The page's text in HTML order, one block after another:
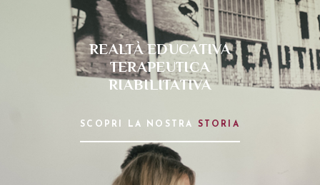
REALTÀ EDUCATIVA
TERAPEUTICA
RIABILITATIVA
SCOPRI LA NOSTRA STORIA